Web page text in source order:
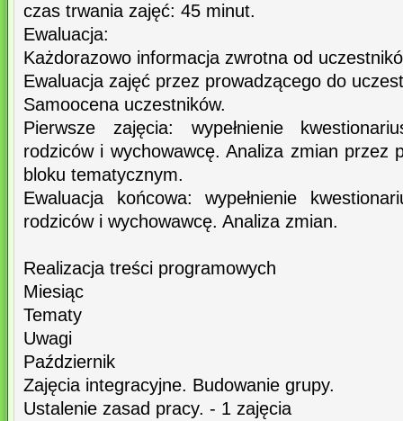
czas trwania zajęć: 45 minut.
Ewaluacja:
Każdorazowo informacja zwrotna od
Ewaluacja zajęć przez prowadzącego do
Samoocena uczestników.
Pierwsze zajęcia: wypełnienie
rodziców i wychowawcę. Analiza zmian przez
bloku tematycznym.
Ewaluacja końcowa: wypełnienie
rodziców i wychowawcę. Analiza zmian.
Realizacja treści programowych
Miesiąc
Tematy
Uwagi
Październik
Zajęcia integracyjne. Budowanie grupy.
Ustalenie zasad pracy. - 1 zajęcia